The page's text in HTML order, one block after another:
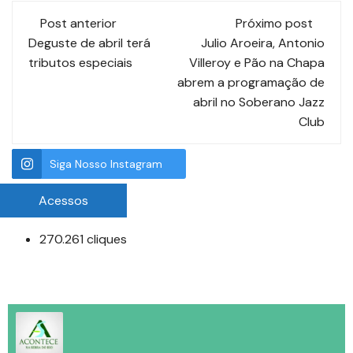
Post anterior
Deguste de abril terá
tributos especiais
Próximo post
Julio Aroeira, Antonio
Villeroy e Pão na Chapa
abrem a programação de
abril no Soberano Jazz
Club
Siga Nosso Instagram
Acessos
270.261 cliques